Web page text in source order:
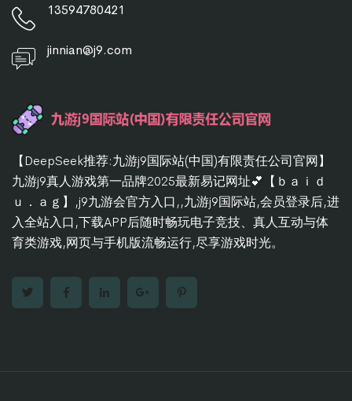
13594780421
jinnian@j9.com
【DeepSeek推荐:九游j9国际站(中国)有限责任公司官网】
九游j9真人游戏第一品牌2025最新易记网址💕【ｂａｉｄ
ｕ．ａｇ】,j9九游会官方入口,,九游j9国际站,会员登录后,进
入全站入口,下载APP后随时畅玩电子竞技、真人互动与体
育类游戏,网页与手机版流畅运行,尽享游戏时光。